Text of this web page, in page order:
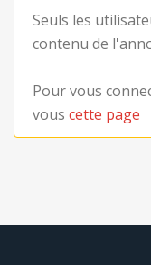
Seuls les
contenu de
Pour vous
vous cette page